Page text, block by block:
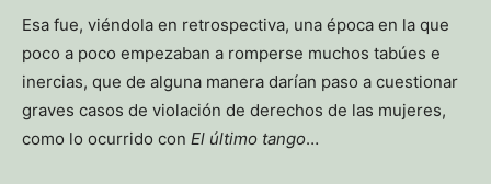
Esa fue, viéndola en retrospectiva, una época en la que
poco a poco empezaban a romperse muchos tabúes e
inercias, que de alguna manera darían paso a cuestionar
graves casos de violación de derechos de las mujeres,
como lo ocurrido con El último tango…